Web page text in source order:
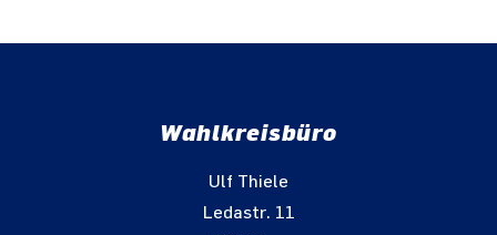
Wahlkreisbüro
Ulf Thiele
Ledastr. 11